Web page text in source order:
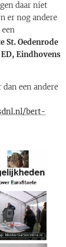
daar niet
er nog andere
St. Oedenrode
Eindhovens
een andere
bert-